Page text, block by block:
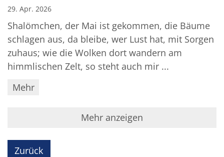
29. Apr. 2026
Shalömchen, der Mai ist gekommen, die Bäume
schlagen aus, da bleibe, wer Lust hat, mit Sorgen
zuhaus; wie die Wolken dort wandern am
himmlischen Zelt, so steht auch mir ...
Mehr
Mehr anzeigen
Zurück